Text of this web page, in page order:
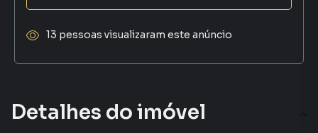
Detalhes do imóvel
13 pessoas visualizaram este anúncio